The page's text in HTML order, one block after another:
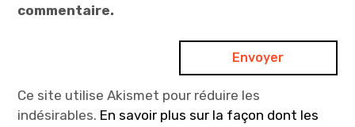
commentaire.
Ce site utilise Akismet pour réduire les
indésirables. En savoir plus sur la façon dont les